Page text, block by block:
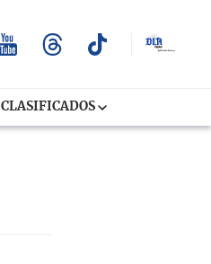
CLASIFICADOS